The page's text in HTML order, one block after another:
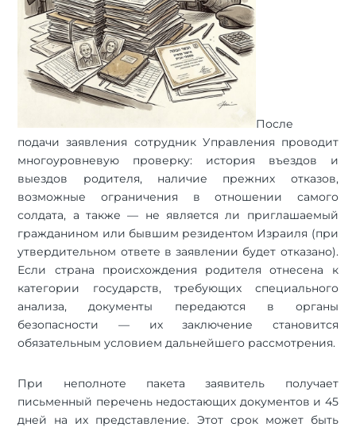
После
подачи заявления сотрудник Управления проводит
многоуровневую проверку: история въездов и
выездов родителя, наличие прежних отказов,
возможные ограничения в отношении самого
солдата, а также — не является ли приглашаемый
гражданином или бывшим резидентом Израиля (при
утвердительном ответе в заявлении будет отказано).
Если страна происхождения родителя отнесена к
категории государств, требующих специального
анализа, документы передаются в органы
безопасности — их заключение становится
обязательным условием дальнейшего рассмотрения.
При неполноте пакета заявитель получает
письменный перечень недостающих документов и 45
дней на их представление. Этот срок может быть